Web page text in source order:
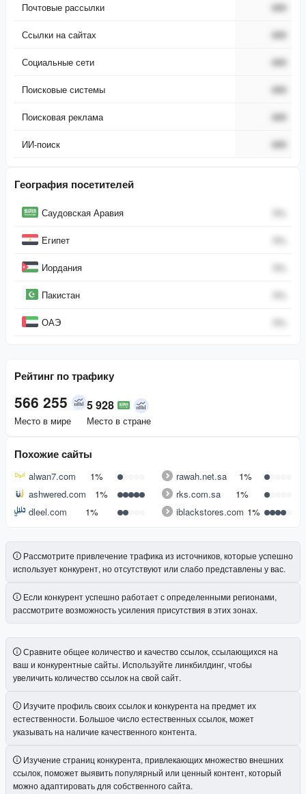
Почтовые рассылки ###
Ссылки на сайтах ###
Социальные сети ###
Поисковые системы ###
Поисковая реклама ###
ИИ-поиск ###
География посетителей
СтранаСаудовская Аравия 0%
Египет 0%
Иордания 0%
Пакистан 0%
ОАЭ 0%
Рейтинг по трафику
566 255
Место в мире
5 928
Место в стране
Похожие сайты
alwan7.com 1% rawah.net.sa
1%
ashwered.com
1% rks.com.sa
1%
dleel.com
1% iblackstores.com 1%
Рассмотрите привлечение трафика из источников, которые успешно
использует конкурент, но отсутствуют или слабо представлены у вас.
Если конкурент успешно работает с определенными регионами,
рассмотрите возможность усиления присутствия в этих зонах.
Сравните общее количество и качество ссылок, ссылающихся на
ваш и конкурентные сайты. Используйте линкбилдинг, чтобы
увеличить количество ссылок на свой сайт.
Изучите профиль своих ссылок и конкурента на предмет их
естественности. Большое число естественных ссылок, может
указывать на наличие качественного контента.
Изучение страниц конкурента, привлекающих множество внешних
ссылок, поможет выявить популярный или ценный контент, который
можно адаптировать для собственного сайта.